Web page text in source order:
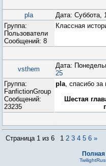
pla Дата: Суббота,
Группа:
Пользователи
Сообщений: 8
Классная
vsthem
Дата:
25
Группа:
FanfictionGroup
Сообщений:
23235
pla, спасибо за
Шестая
Страница 1 из 6 1 2 3 4 5 6 »
Полная